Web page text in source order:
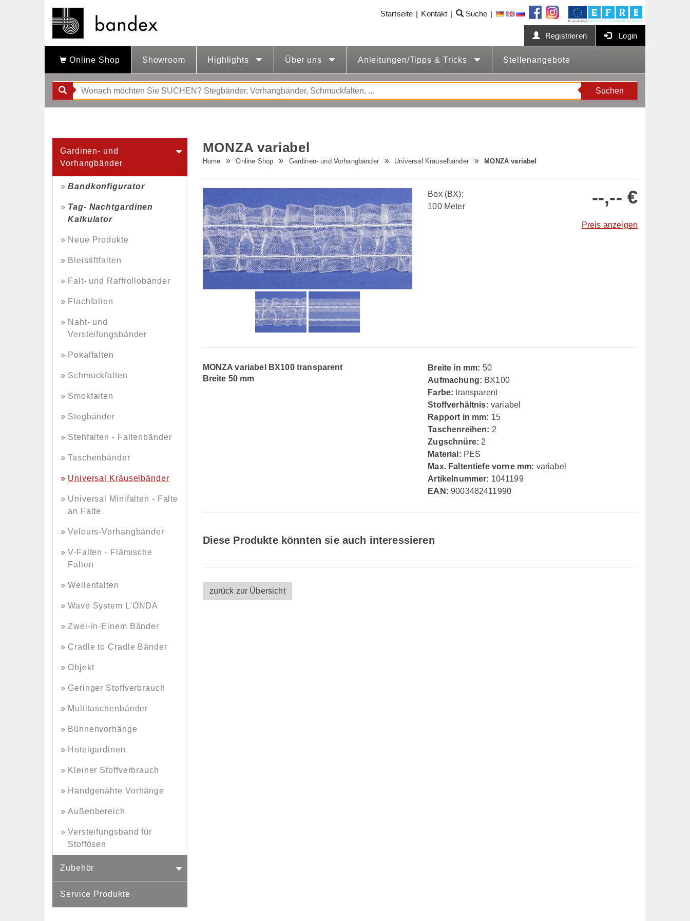
Online Shop Showroom Highlights Über uns Anleitungen/Tipps & Tricks Stellenangebote
Startseite Kontakt Suche
Registrieren Login
Suchen
Gardinen- und
Vorhangbänder
Bandkonfigurator
Tag- Nachtgardinen
Kalkulator
Neue Produkte
Bleistiftfalten
Falt- und Raffrollobänder
Flachfalten
Naht- und
Versteifungsbänder
Pokalfalten
Schmuckfalten
Smokfalten
Stegbänder
Stehfalten - Faltenbänder
Taschenbänder
Universal Kräuselbänder
Universal Minifalten - Falte
an Falte
Velours-Vorhangbänder
V-Falten - Flämische
Falten
Wellenfalten
Wave System L'ONDA
Zwei-in-Einem Bänder
Cradle to Cradle Bänder
Objekt
Geringer Stoffverbrauch
Multitaschenbänder
Bühnenvorhänge
Hotelgardinen
Kleiner Stoffverbrauch
Handgenähte Vorhänge
Außenbereich
Versteifungsband für
Stoffösen
Zubehör
Service Produkte
MONZA variabel
Home Online Shop Gardinen- und Vorhangbänder Universal Kräuselbänder MONZA variabel
Box (BX):
100 Meter
--,-- €
Preis anzeigen
MONZA variabel BX100 transparent
Breite 50 mm
Breite in mm: 50
Aufmachung: BX100
Farbe: transparent
Stoffverhältnis: variabel
Rapport in mm: 15
Taschenreihen: 2
Zugschnüre: 2
Material: PES
Max. Faltentiefe vorne mm: variabel
Artikelnummer: 1041199
EAN: 9003482411990
Diese Produkte könnten sie auch interessieren
zurück zur Übersicht